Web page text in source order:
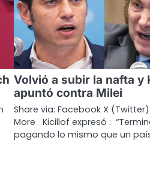
Volvió a subir la nafta y
apuntó contra Milei
Share via: Facebook X (Twitter)
More Kicillof expresó :
pagando lo mismo que un